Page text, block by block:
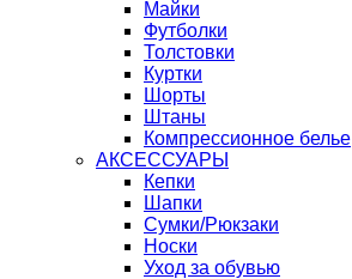
Майки
Футболки
Толстовки
Куртки
Шорты
Штаны
Компрессионное белье
АКСЕССУАРЫ
Кепки
Шапки
Сумки/Рюкзаки
Носки
Уход за обувью